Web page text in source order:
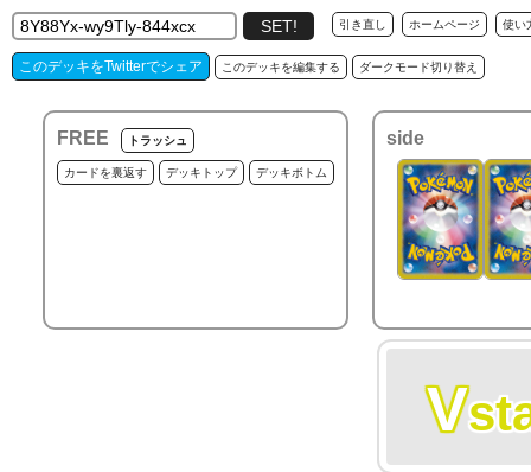
引き直し ホームページ 使い
このデッキをTwitterでシェア このデッキを編集する ダークモード切り替え
FREE トラッシュ
カードを裏返す デッキトップ デッキボトム
side
V